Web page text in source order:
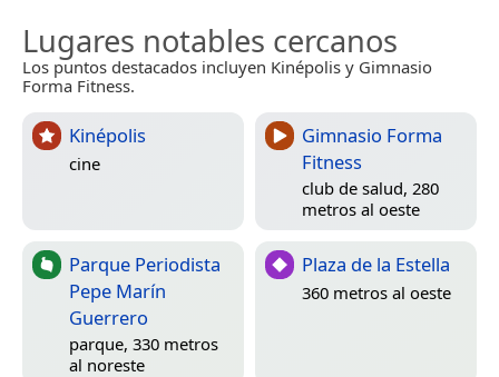
Lugares notables cercanos
Los puntos destacados incluyen Kinépolis y Gimnasio
Forma Fitness.
Kinépolis
cine
Gimnasio Forma
Fitness
club de salud, 280
metros al oeste
Parque Periodista
Pepe Marín
Guerrero
parque, 330 metros
al noreste
Plaza de la Estella
360 metros al oeste